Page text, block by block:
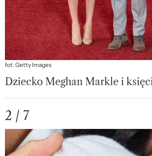
fot. Getty Images
Dziecko Meghan Markle i
2 / 7